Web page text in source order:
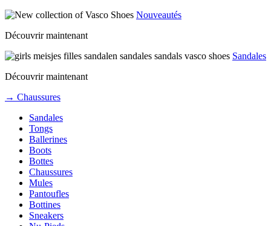
Nouveautés
Découvrir maintenant
Sandales
Découvrir maintenant
→ Chaussures
Sandales
Tongs
Ballerines
Boots
Bottes
Chaussures
Mules
Pantoufles
Bottines
Sneakers